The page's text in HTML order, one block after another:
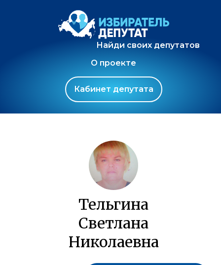
Найди своих депутатов
О проекте
Кабинет депутата
Тельгина
Светлана
Николаевна